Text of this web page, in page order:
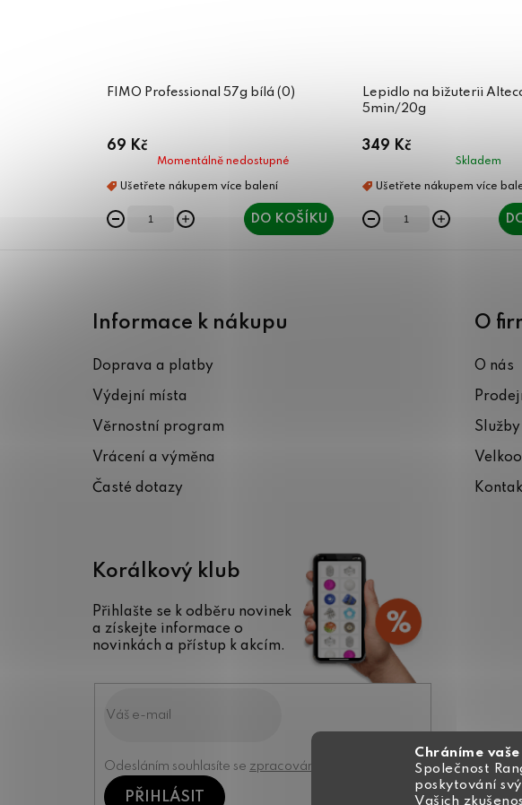
Chráníme
Společnost
poskytování
Vašich
FIMO Professional 57g bílá (0)
69 Kč
Momentálně nedostupné
DO KOŠÍKU
Lepidlo na bižuterii
5min/20g
349 Kč
Skladem
Informace k nákupu
Doprava a platby
Výdejní místa
Věrnostní program
Vrácení a výměna
Časté dotazy
O
O nás
Služby
Korálkový klub
Přihlašte se k odběru novinek
a získejte informace o
novinkách a přístup k akcím.
Odesláním souhlasíte se zpracováním osobních údajů
PŘIHLÁSIT